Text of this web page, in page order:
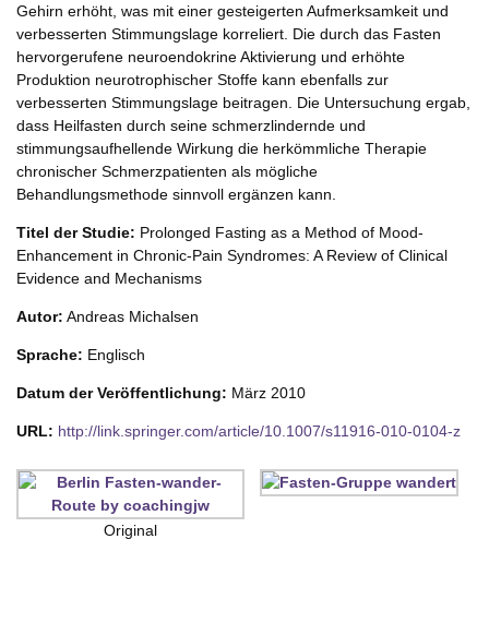
Gehirn erhöht, was mit einer gesteigerten Aufmerksamkeit und
verbesserten Stimmungslage korreliert. Die durch das Fasten
hervorgerufene neuroendokrine Aktivierung und erhöhte
Produktion neurotrophischer Stoffe kann ebenfalls zur
verbesserten Stimmungslage beitragen. Die Untersuchung ergab,
dass Heilfasten durch seine schmerzlindernde und
stimmungsaufhellende Wirkung die herkömmliche Therapie
chronischer Schmerzpatienten als mögliche
Behandlungsmethode sinnvoll ergänzen kann.
Titel der Studie: Prolonged Fasting as a Method of Mood-
Enhancement in Chronic-Pain Syndromes: A Review of Clinical
Evidence and Mechanisms
Autor: Andreas Michalsen
Sprache: Englisch
Datum der Veröffentlichung: März 2010
URL: http://link.springer.com/article/10.1007/s11916-010-0104-z
Original